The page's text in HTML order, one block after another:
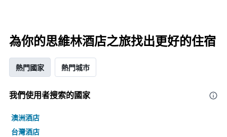
為你的思維林酒店之旅找出更好的住宿
熱門國家 熱門城市
我們使用者搜索的國家
澳洲酒店
台灣酒店